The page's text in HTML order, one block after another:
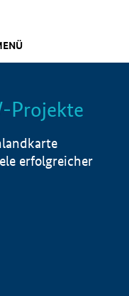
Info
Projekte
erfolgreicher